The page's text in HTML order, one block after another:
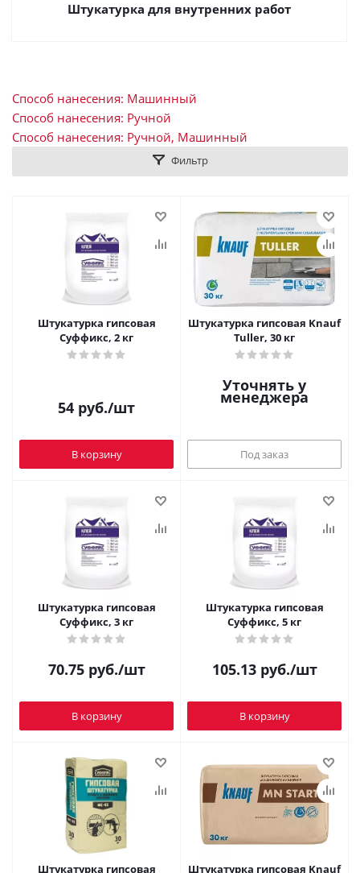
Штукатурка для внутренних работ
Способ нанесения: Машинный
Способ нанесения: Ручной
Способ нанесения: Ручной, Машинный
Фильтр
Штукатурка гипсовая
Суффикс, 2 кг
54 руб./шт
В корзину
Штукатурка гипсовая Knauf
Tuller, 30 кг
Уточнять у
менеджера
Под заказ
Штукатурка гипсовая
Суффикс, 3 кг
70.75руб./шт
В корзину
Штукатурка гипсовая
Суффикс, 5 кг
105.13руб./шт
В корзину
Штукатурка гипсовая Штукатурка гипсовая Knauf